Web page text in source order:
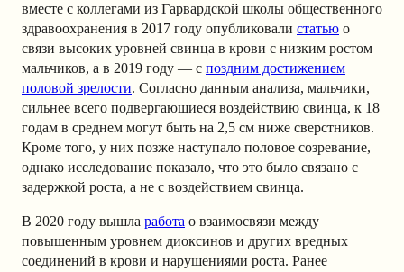
вместе с коллегами из Гарвардской школы общественного
здравоохранения в 2017 году опубликовали статью о
связи высоких уровней свинца в крови с низким ростом
мальчиков, а в 2019 году — с поздним достижением
половой зрелости. Согласно данным анализа, мальчики,
сильнее всего подвергающиеся воздействию свинца, к 18
годам в среднем могут быть на 2,5 см ниже сверстников.
Кроме того, у них позже наступало половое созревание,
однако исследование показало, что это было связано с
задержкой роста, а не с воздействием свинца.
В 2020 году вышла работа о взаимосвязи между
повышенным уровнем диоксинов и других вредных
соединений в крови и нарушениями роста. Ранее